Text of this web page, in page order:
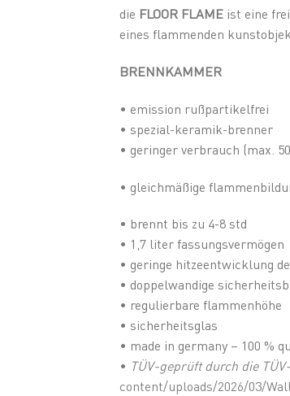
die FLOOR FLAME ist eine
eines flammenden
BRENNKAMMER
• emission rußpartikelfrei
• spezial-keramik-brenner
• geringer verbrauch (max.
• gleichmäßige
• brennt bis zu 4-8 std
• 1,7 liter fassungsvermögen
• geringe hitzeentwicklung
• doppelwandige
• regulierbare flammenhöhe
• sicherheitsglas
• made in germany – 100 %
• TÜV-geprüft durch die
content/uploads/2026/03/